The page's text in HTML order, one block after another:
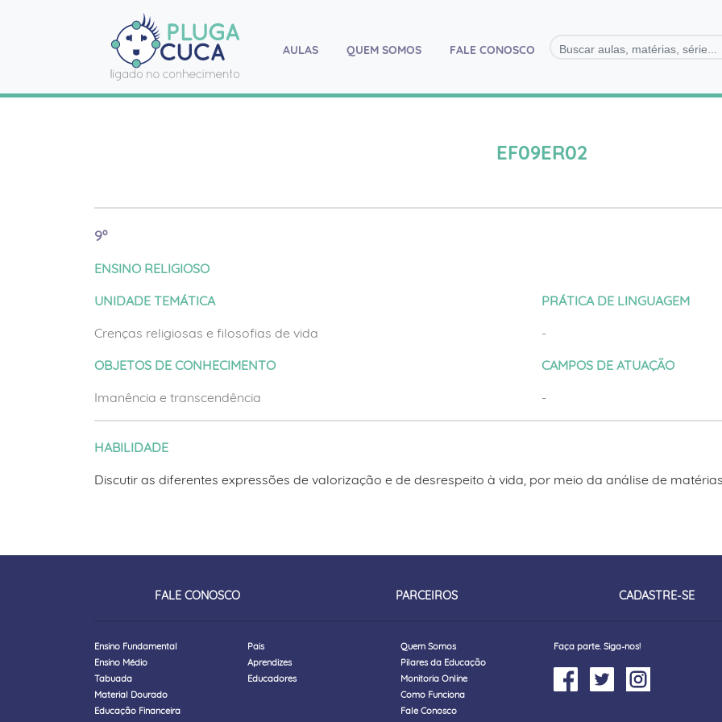
AULAS(current)QUEM SOMOS FALE CONOSCO
EF09ER02
9º
ENSINO RELIGIOSO
UNIDADE TEMÁTICA
Crenças religiosas e filosofias de vida
OBJETOS DE CONHECIMENTO
Imanência e transcendência
PRÁTICA DE LINGUAGEM
-
CAMPOS DE ATUAÇÃO
-
HABILIDADE
Discutir as diferentes expressões de valorização e de desrespeito à vida, por meio da análise de
FALE CONOSCO PARCEIROS CADASTRE-SE
Ensino Fundamental
Ensino Médio
Tabuada
Material Dourado
Educação Financeira
Pais
Aprendizes
Educadores
Quem Somos
Pilares da Educação
Monitoria Online
Como Funciona
Fale Conosco
Faça parte. Siga-nos!